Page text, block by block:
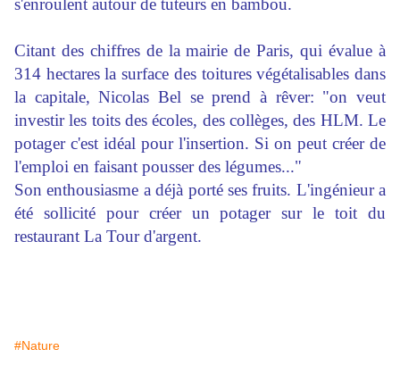
s'enroulent autour de tuteurs en bambou.
Citant des chiffres de la mairie de Paris, qui évalue à
314 hectares la surface des toitures végétalisables dans
la capitale, Nicolas Bel se prend à rêver: "on veut
investir les toits des écoles, des collèges, des HLM. Le
potager c'est idéal pour l'insertion. Si on peut créer de
l'emploi en faisant pousser des légumes..."
Son enthousiasme a déjà porté ses fruits. L'ingénieur a
été sollicité pour créer un potager sur le toit du
restaurant La Tour d'argent.
#Nature